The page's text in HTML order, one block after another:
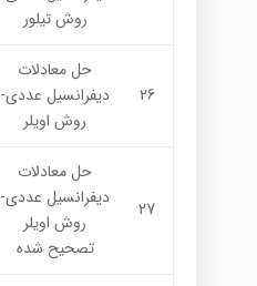
روش تيلور
26
حل معادلات
ديفرانسيل عددي-
روش اويلر
27
حل معادلات
ديفرانسيل عددي-
روش اويلر
تصحيح شده